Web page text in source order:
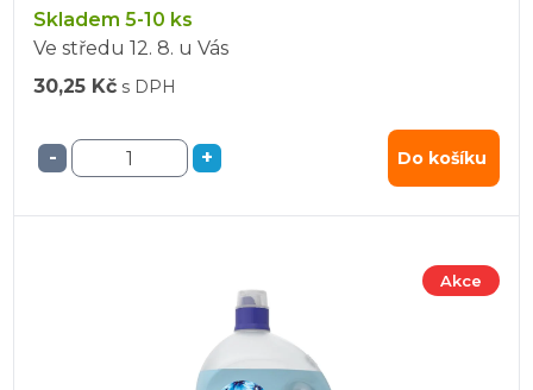
Skladem 5-10 ks
Ve středu 12. 8. u Vás
30,25 Kč s DPH
- + Do košíku
Akce